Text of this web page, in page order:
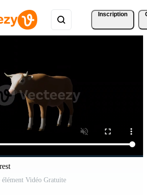
Inscription
élément Vidéo Gratuite